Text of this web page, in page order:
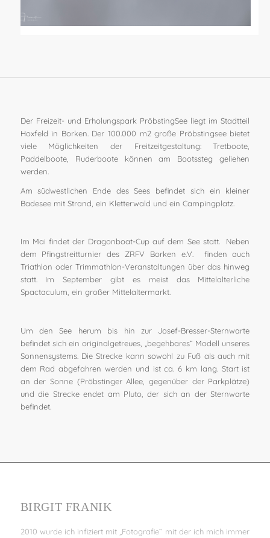
Der Freizeit- und Erholungspark PröbstingSee liegt im Stadtteil
Hoxfeld in Borken. Der 100.000 m2 große Pröbstingsee bietet
viele Möglichkeiten der Freitzeitgestaltung: Tretboote,
Paddelboote, Ruderboote können am Bootssteg geliehen
werden.
Am südwestlichen Ende des Sees befindet sich ein kleiner
Badesee mit Strand, ein Kletterwald und ein Campingplatz.
Im Mai findet der Dragonboat-Cup auf dem See statt. Neben
dem Pfingstreitturnier des ZRFV Borken e.V. finden auch
Triathlon oder Trimmathlon-Veranstaltungen über das hinweg
statt. Im September gibt es meist das Mittelalterliche
Spactaculum, ein großer Mittelaltermarkt.
Um den See herum bis hin zur Josef-Bresser-Sternwarte
befindet sich ein originalgetreues, „begehbares“ Modell unseres
Sonnensystems. Die Strecke kann sowohl zu Fuß als auch mit
dem Rad abgefahren werden und ist ca. 6 km lang. Start ist
an der Sonne (Pröbstinger Allee, gegenüber der Parkplätze)
und die Strecke endet am Pluto, der sich an der Sternwarte
befindet.
BIRGIT FRANIK
2010 wurde ich infiziert mit „Fotografie“ mit der ich mich immer